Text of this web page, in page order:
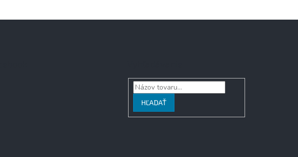
HĽADAŤ